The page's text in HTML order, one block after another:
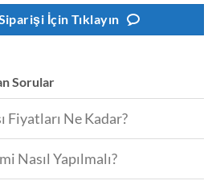
İçin Tıklayın
Sorular
Fiyatları Ne Kadar?
Nasıl Yapılmalı?